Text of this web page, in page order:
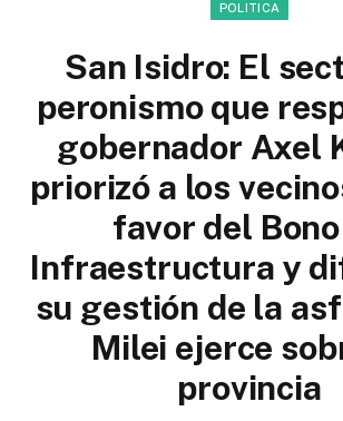
POLITICA
San Isidro: El
peronismo que
gobernador Axel
priorizó a los
favor del
Infraestructura y
su gestión de la
Milei ejerce
provincia